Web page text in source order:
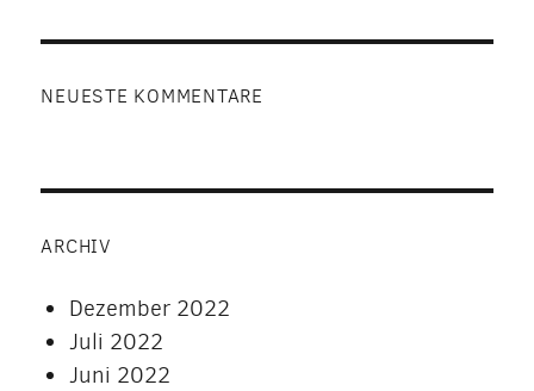
NEUESTE KOMMENTARE
ARCHIV
Dezember 2022
Juli 2022
Juni 2022